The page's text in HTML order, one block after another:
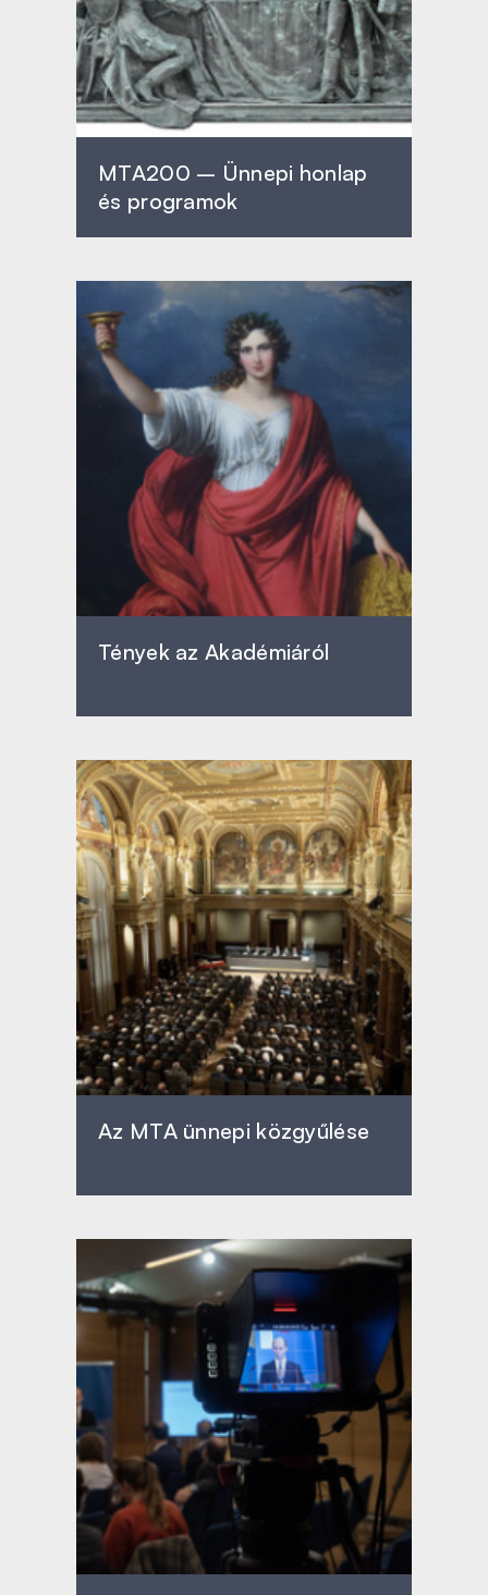
MTA200 – Ünnepi honlap
és programok
Tények az Akadémiáról
Az MTA ünnepi közgyűlése